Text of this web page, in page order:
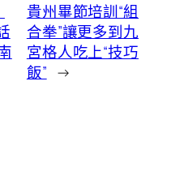
貴州畢節培訓“組
合拳”讓更多到九
宮格人吃上“技巧
飯” →